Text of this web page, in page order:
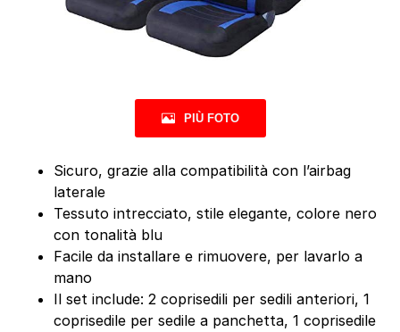
PIÙ FOTO
Sicuro, grazie alla compatibilità con l’airbag
laterale
Tessuto intrecciato, stile elegante, colore nero
con tonalità blu
Facile da installare e rimuovere, per lavarlo a
mano
Il set include: 2 coprisedili per sedili anteriori, 1
coprisedile per sedile a panchetta, 1 coprisedile